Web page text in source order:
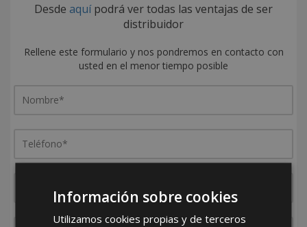
Desde aquípodrá ver todas las ventajas de ser
distribuidor
Rellene este formulario y nos pondremos en contacto con
usted en el menor tiempo posible
Información sobre cookies
Utilizamos cookies propias y de terceros